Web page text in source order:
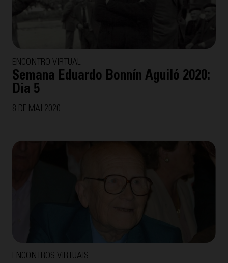
ENCONTRO VIRTUAL
Semana Eduardo Bonnín Aguiló 2020:
Dia 5
8 DE MAI 2020
ENCONTROS VIRTUAIS